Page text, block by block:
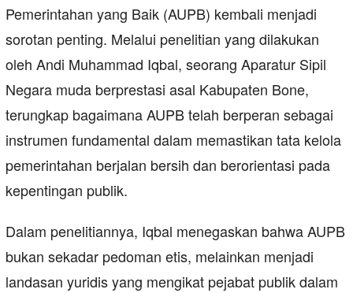
Pemerintahan yang Baik (AUPB) kembali menjadi
sorotan penting. Melalui penelitian yang dilakukan
oleh Andi Muhammad Iqbal, seorang Aparatur Sipil
Negara muda berprestasi asal Kabupaten Bone,
terungkap bagaimana AUPB telah berperan sebagai
instrumen fundamental dalam memastikan tata kelola
pemerintahan berjalan bersih dan berorientasi pada
kepentingan publik.
Dalam penelitiannya, Iqbal menegaskan bahwa AUPB
bukan sekadar pedoman etis, melainkan menjadi
landasan yuridis yang mengikat pejabat publik dalam